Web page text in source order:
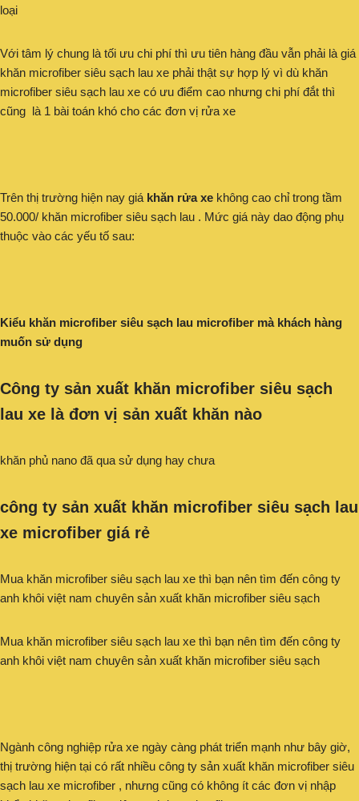
loại
Với tâm lý chung là tối ưu chi phí thì ưu tiên hàng đầu vẫn phải là giá
khăn microfiber siêu sạch lau xe phải thật sự hợp lý vì dù khăn
microfiber siêu sạch lau xe có ưu điểm cao nhưng chi phí đắt thì
cũng là 1 bài toán khó cho các đơn vị rửa xe
Trên thị trường hiện nay giá khăn rửa xe không cao chỉ trong tầm
50.000/ khăn microfiber siêu sạch lau . Mức giá này dao động phụ
thuộc vào các yếu tố sau:
Kiểu khăn microfiber siêu sạch lau microfiber mà khách hàng
muốn sử dụng
Công ty sản xuất khăn microfiber siêu sạch
lau xe là đơn vị sản xuất khăn nào
khăn phủ nano đã qua sử dụng hay chưa
công ty sản xuất khăn microfiber siêu sạch lau
xe microfiber giá rẻ
Mua khăn microfiber siêu sạch lau xe thì bạn nên tìm đến công ty
anh khôi việt nam chuyên sản xuất khăn microfiber siêu sạch
Mua khăn microfiber siêu sạch lau xe thì bạn nên tìm đến công ty
anh khôi việt nam chuyên sản xuất khăn microfiber siêu sạch
Ngành công nghiệp rửa xe ngày càng phát triển mạnh như bây giờ,
thị trường hiện tại có rất nhiều công ty sản xuất khăn microfiber siêu
sạch lau xe microfiber , nhưng cũng có không ít các đơn vị nhập